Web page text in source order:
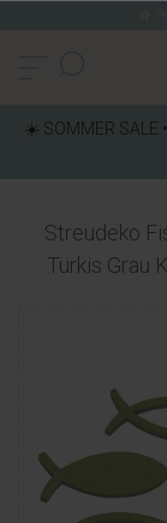
☀️ SOMMER SALE
Streudeko
Türkis Grau